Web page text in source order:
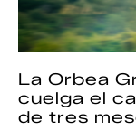
La Orbea
cuelga el
de tres